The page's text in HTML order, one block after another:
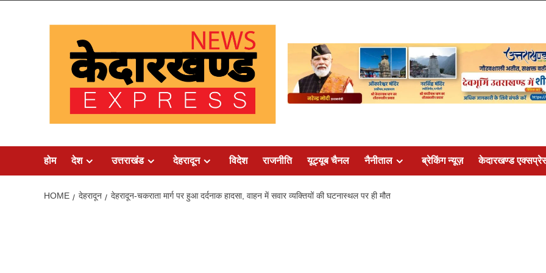
होम देश उत्तराखंड देहरादून विदेश राजनीति यूट्यूब चैनल नैनीताल ब्रेकिंग न्यूज़ केदारखण्ड
HOME देहरादून देहरादून-चकराता मार्ग पर हुआ दर्दनाक हादसा, वाहन में सवार व्यक्तियों की घटनास्थल पर ही मौत